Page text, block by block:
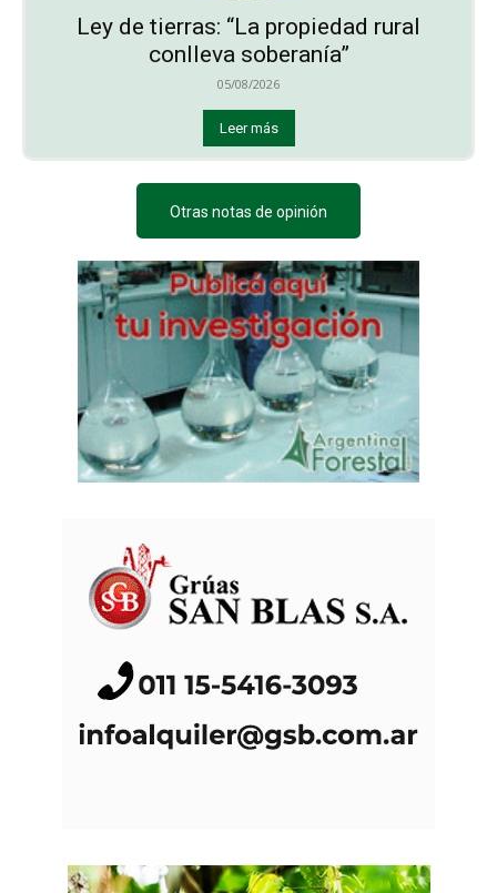
Ley de tierras: “La propiedad rural
conlleva soberanía”
05/08/2026
Leer más
Otras notas de opinión